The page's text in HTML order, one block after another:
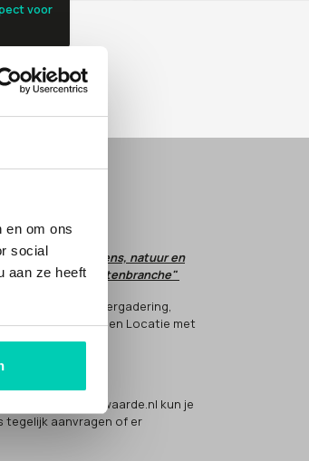
en om ons
social
aan ze heeft
voor
respect voor mens, natuur en
in de evenementenbranche"
door voor jouw vergadering,
te kiezen voor een Locatie met
Locatiesmetmeerwaarde.nl kun je
tegelijk aanvragen of er